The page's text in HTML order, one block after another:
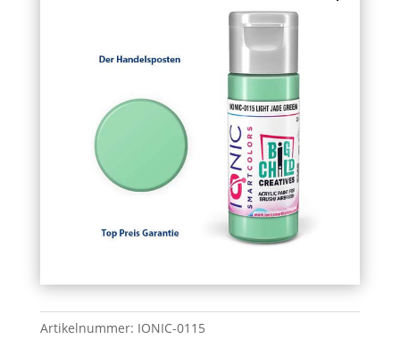
Artikelnummer: IONIC-0115